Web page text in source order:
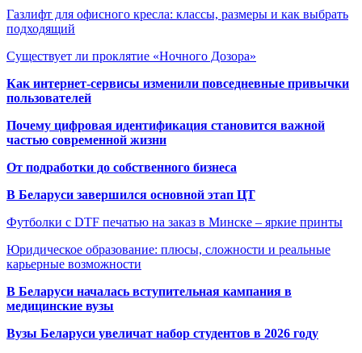
Газлифт для офисного кресла: классы, размеры и как выбрать
подходящий
Существует ли проклятие «Ночного Дозора»
Как интернет-сервисы изменили повседневные привычки
пользователей
Почему цифровая идентификация становится важной
частью современной жизни
От подработки до собственного бизнеса
В Беларуси завершился основной этап ЦТ
Футболки с DTF печатью на заказ в Минске – яркие принты
Юридическое образование: плюсы, сложности и реальные
карьерные возможности
В Беларуси началась вступительная кампания в
медицинские вузы
Вузы Беларуси увеличат набор студентов в 2026 году